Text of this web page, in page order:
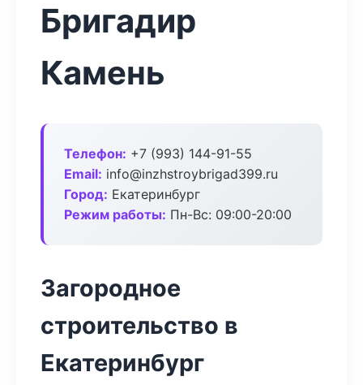
Бригадир
Камень
Телефон: +7 (993) 144-91-55
Email: info@inzhstroybrigad399.ru
Город: Екатеринбург
Режим работы: Пн-Вс: 09:00-20:00
Загородное
строительство в
Екатеринбург